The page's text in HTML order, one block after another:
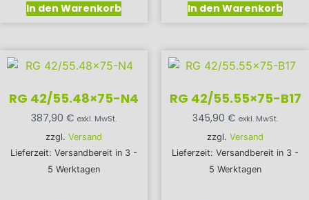
In den Warenkorb In den Warenkorb
RG 42/55.48×75-N4
387,90 € exkl. MwSt.
zzgl. Versand
Lieferzeit: Versandbereit in 3 -
5 Werktagen
RG 42/55.55×75-B17
345,90 € exkl. MwSt.
zzgl. Versand
Lieferzeit: Versandbereit in 3 -
5 Werktagen